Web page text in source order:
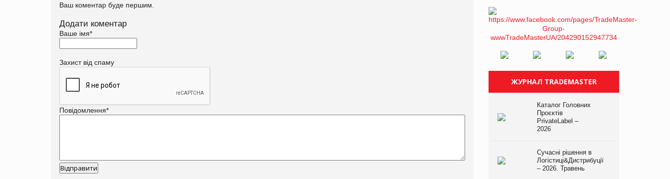
Ваш коментар буде першим.
Додати коментар
Ваше імя*
Захист від спаму
Повідомлення*
ЖУРНАЛ TRADEMASTER
Каталог Головних
Проєктів
PrivateLabel –
2026
Сучасні рішення в
Логістиці&Дистрибуції
– 2026. Травень